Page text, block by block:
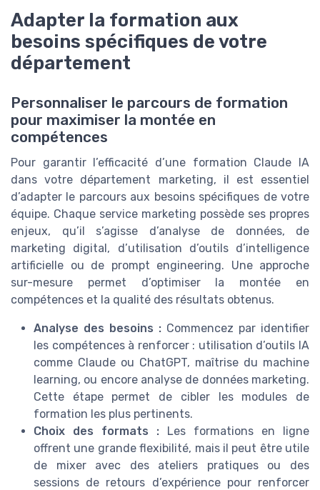
Adapter la formation aux
besoins spécifiques de votre
département
Personnaliser le parcours de formation
pour maximiser la montée en
compétences
Pour garantir l’efficacité d’une formation Claude IA
dans votre département marketing, il est essentiel
d’adapter le parcours aux besoins spécifiques de votre
équipe. Chaque service marketing possède ses propres
enjeux, qu’il s’agisse d’analyse de données, de
marketing digital, d’utilisation d’outils d’intelligence
artificielle ou de prompt engineering. Une approche
sur-mesure permet d’optimiser la montée en
compétences et la qualité des résultats obtenus.
Analyse des besoins : Commencez par identifier
les compétences à renforcer : utilisation d’outils IA
comme Claude ou ChatGPT, maîtrise du machine
learning, ou encore analyse de données marketing.
Cette étape permet de cibler les modules de
formation les plus pertinents.
Choix des formats : Les formations en ligne
offrent une grande flexibilité, mais il peut être utile
de mixer avec des ateliers pratiques ou des
sessions de retours d’expérience pour renforcer